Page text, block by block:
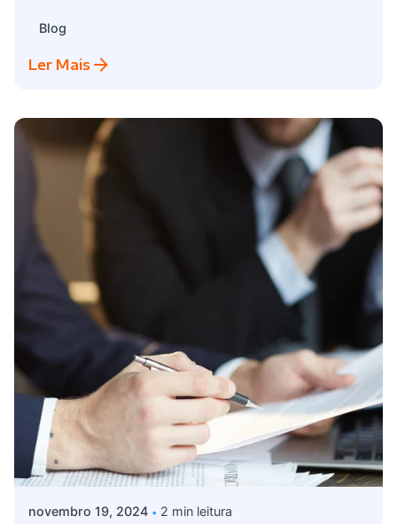
Blog
Ler Mais
Postado por
admin
novembro 19, 2024 2 min leitura